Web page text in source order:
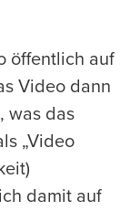
öffentlich auf
Video dann
was das
„Video
damit auf